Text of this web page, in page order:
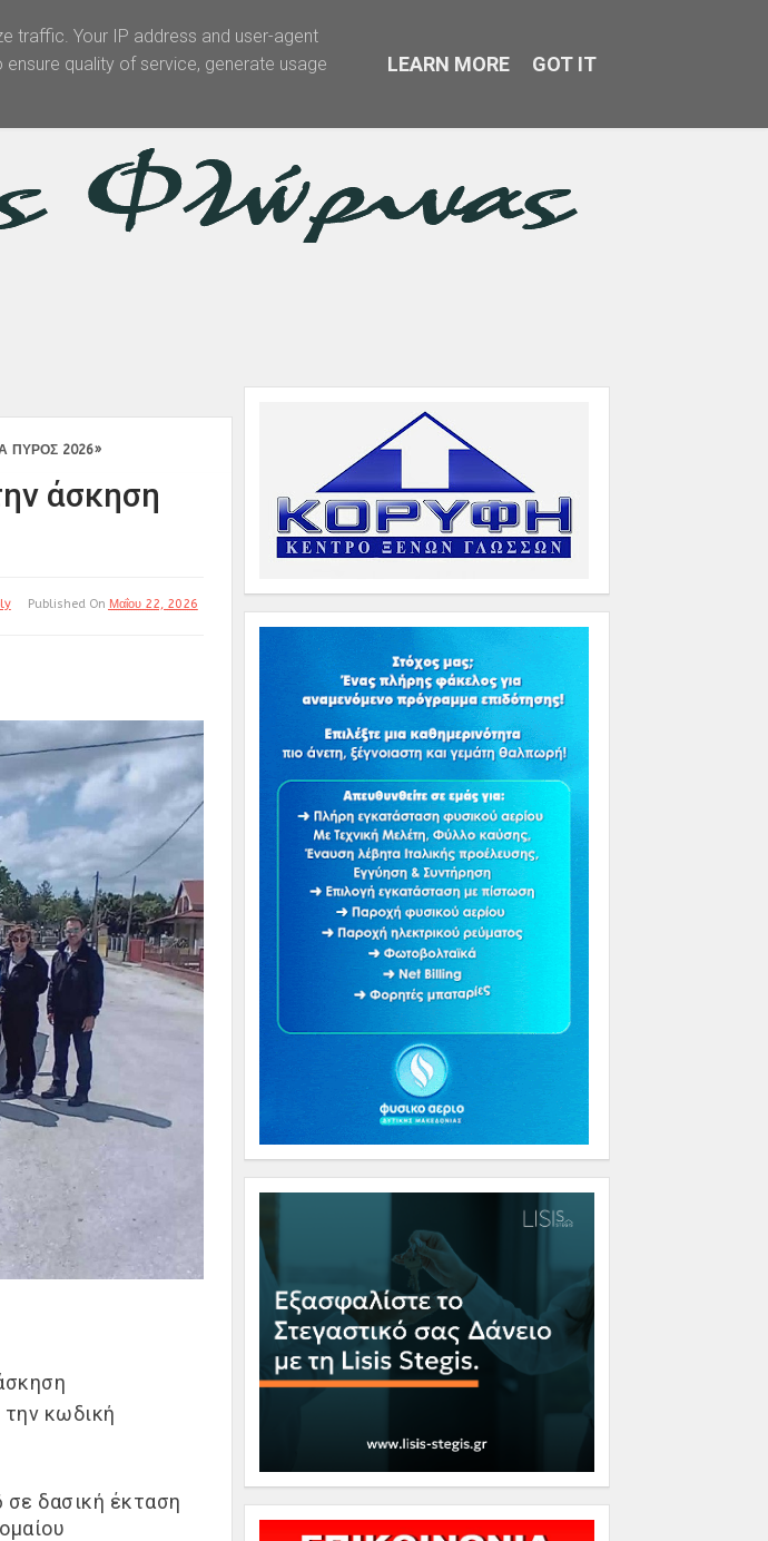
Πολιτισμός Επικοινωνία
ΠΥΡΟΣ 2026»
άσκηση
Published On Μαΐου 22, 2026
κωδική
σε δασική έκταση
traffic. Your IP address and user-agent
quality of service, generate usage
LEARN MORE GOT IT